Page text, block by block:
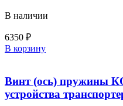
В наличии
6350 ₽
Количество
ведомый
КДМ
В корзину
Винт (ось) пружины
устройства